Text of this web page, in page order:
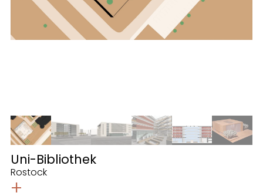
Uni-Bibliothek
Rostock
+